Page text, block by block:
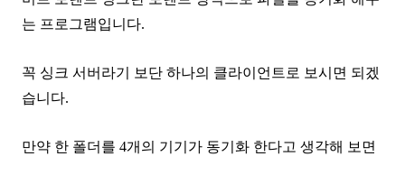
는 프로그램입니다.
꼭 싱크 서버라기 보단 하나의 클라이언트로 보시면 되겠
습니다.
만약 한 폴더를 4개의 기기가 동기화 한다고 생각해 보면